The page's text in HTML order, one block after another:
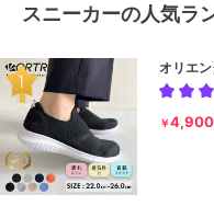
スニーカーの人気ラ
オリエ
￥4,900